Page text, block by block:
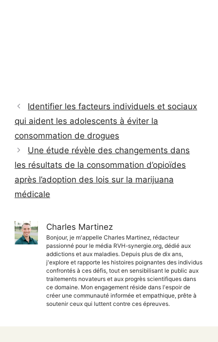
Identifier les facteurs individuels et sociaux
qui aident les adolescents à éviter la
consommation de drogues
Une étude révèle des changements dans
les résultats de la consommation d’opioïdes
après l’adoption des lois sur la marijuana
médicale
Charles Martinez
Bonjour, je m'appelle Charles Martinez, rédacteur
passionné pour le média RVH-synergie.org, dédié aux
addictions et aux maladies. Depuis plus de dix ans,
j'explore et rapporte les histoires poignantes des individus
confrontés à ces défis, tout en sensibilisant le public aux
traitements novateurs et aux progrès scientifiques dans
ce domaine. Mon engagement réside dans l'espoir de
créer une communauté informée et empathique, prête à
soutenir ceux qui luttent contre ces épreuves.